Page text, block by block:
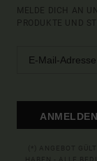
MELDE DICH AN
PRODUKTE UND
ANMELDEN